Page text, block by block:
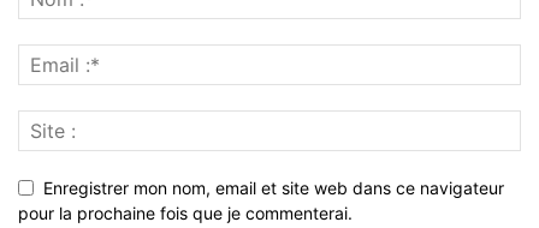
Enregistrer mon nom, email et site web dans ce navigateur
pour la prochaine fois que je commenterai.